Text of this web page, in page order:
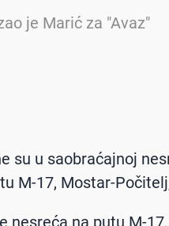
je Marić za "Avaz"
su u saobraćajnoj
M-17, Mostar-
nesreća na putu M-